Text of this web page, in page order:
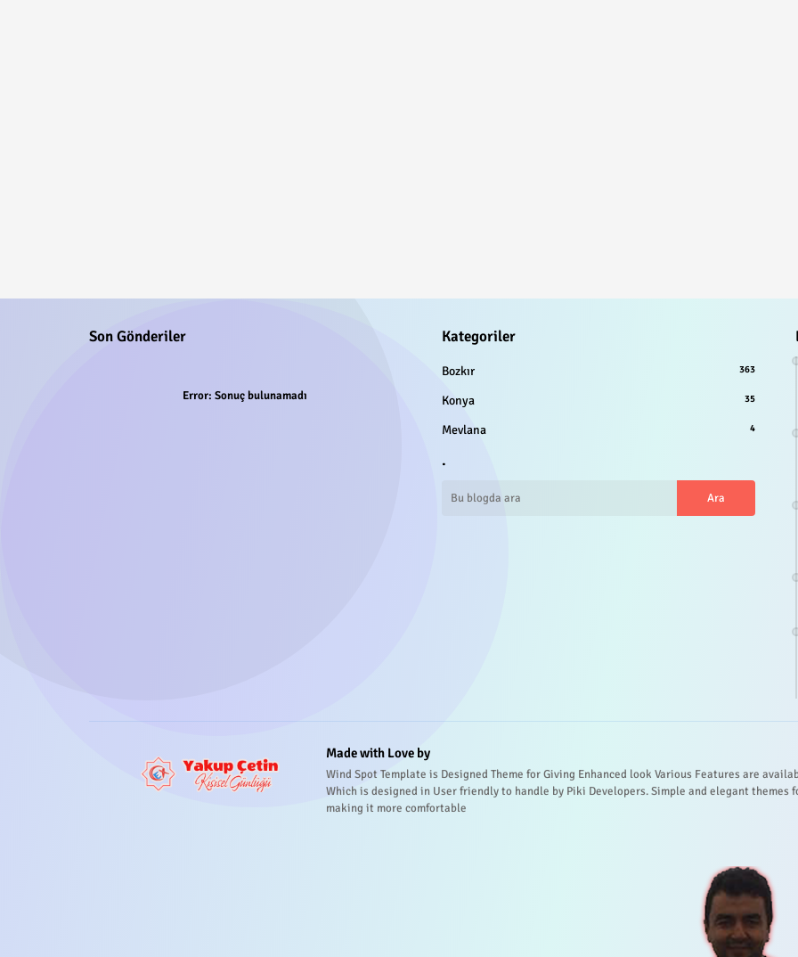
Son Gönderiler
Error: Sonuç bulunamadı
Kategoriler
Bozkır 363
Konya 35
Mevlana 4
.
Made with Love by
Wind Spot Template is Designed Theme for Giving Enhanced look Various Features are
Which is designed in User friendly to handle by Piki Developers. Simple and elegant themes
making it more comfortable